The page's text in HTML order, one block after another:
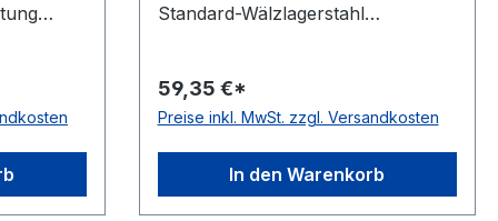
+120 °C
Standard-Wälzlagerstahl
P0/PN bzw. ABEC 1 Ausführung
mit dünnem Außenring
59,35 €*
Preise inkl. MwSt. zzgl. Versandkosten
In den Warenkorb